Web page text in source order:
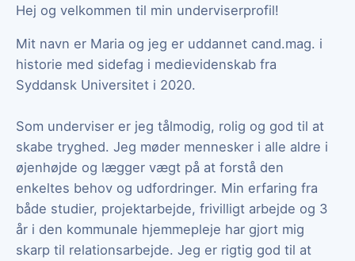
Hej og velkommen til min underviserprofil!
Mit navn er Maria og jeg er uddannet cand.mag. i
historie med sidefag i medievidenskab fra
Syddansk Universitet i 2020.
Som underviser er jeg tålmodig, rolig og god til at
skabe tryghed. Jeg møder mennesker i alle aldre i
øjenhøjde og lægger vægt på at forstå den
enkeltes behov og udfordringer. Min erfaring fra
både studier, projektarbejde, frivilligt arbejde og 3
år i den kommunale hjemmepleje har gjort mig
skarp til relationsarbejde. Jeg er rigtig god til at